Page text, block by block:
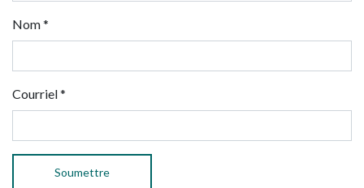
Nom*
Courriel*